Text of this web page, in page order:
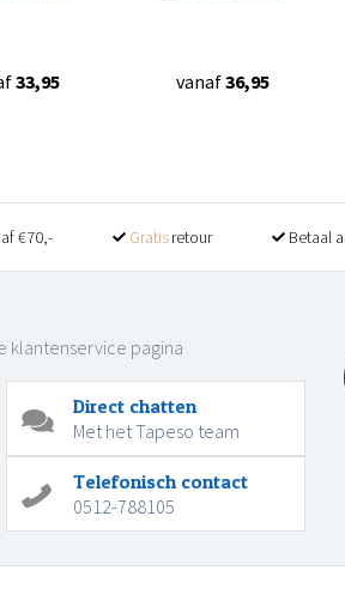
33,95 vanaf36,95
€70,- Gratisretour Betaal
klantenservice pagina
Direct chatten
Met het Tapeso team
Telefonisch contact
0512-788105